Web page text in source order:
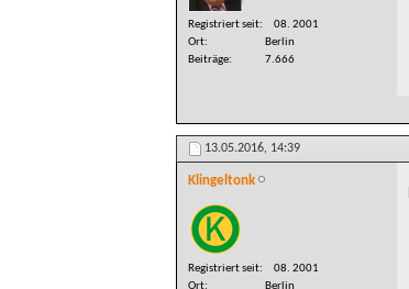
Registriert seit
08. 2001
Ort
Berlin
Beiträge
7.666
13.05.2016, 14:39
Klingeltonk
Registriert seit
08. 2001